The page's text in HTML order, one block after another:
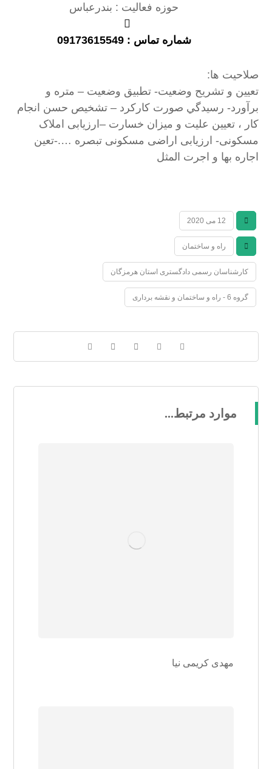
حوزه فعالیت : بندرعباس
شماره تماس : 09173615549
صلاحیت ها:
تعيين و تشريح وضعيت- تطبيق وضعيت – متره و
برآورد- رسيدگي صورت كاركرد – تشخيص حسن انجام
كار ، تعيين عليت و ميزان خسارت –ارزیابی املاک
مسکونی- ارزیابی اراضی مسکونی تبصره ….-تعین
اجاره بها و اجرت المثل
12 می 2020
راه و ساختمان
کارشناسان رسمی دادگستری استان هرمزگان
گروه 6 - راه و ساختمان و نقشه برداری
موارد مرتبط...
مهدی کریمی نیا